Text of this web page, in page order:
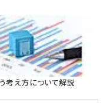
考え方について解説